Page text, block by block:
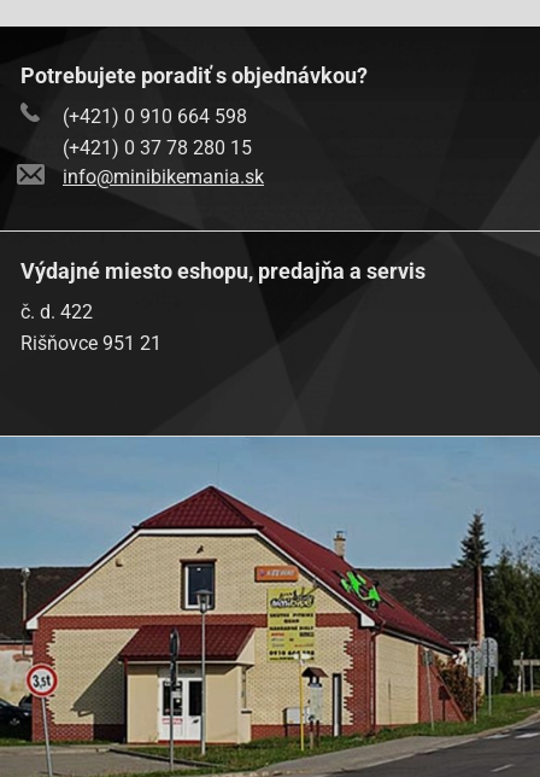
Potrebujete poradiť s objednávkou?
(+421) 0 910 664 598
(+421) 0 37 78 280 15
info@minibikemania.sk
Výdajné miesto eshopu, predajňa a servis
č. d. 422
Rišňovce 951 21